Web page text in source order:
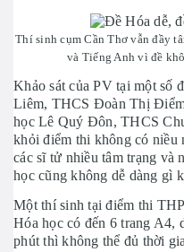
Thí sinh cụm Cần Thơ vẫn đầy
và Tiếng Anh vì đề
Khảo sát của PV tại một số
Liêm, THCS Đoàn Thị
học Lê Quý Đôn, THCS
khỏi điểm thi không có niều
các sĩ tử nhiều tâm trạng và
học cũng không dễ dàng gì
Một thí sinh tại điểm thi
Hóa học có đến 6 trang A4,
phút thì không thể đủ thời